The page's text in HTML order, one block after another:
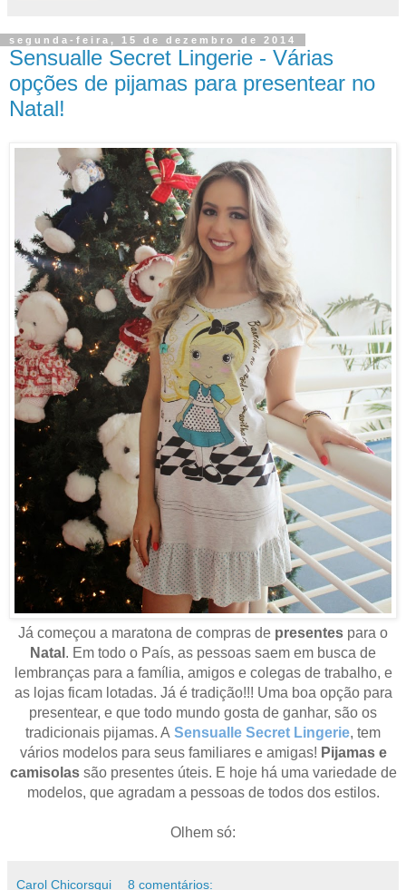
segunda-feira, 15 de dezembro de 2014
Sensualle Secret Lingerie - Várias
opções de pijamas para presentear no
Natal!
Já começou a maratona de compras de presentes para o
Natal . Em todo o País, as pessoas saem em busca de
lembranças para a família, amigos e colegas de trabalho, e
as lojas ficam lotadas. Já é tradição!!! Uma boa opção para
presentear, e que todo mundo gosta de ganhar, são os
tradicionais pijamas. A Sensualle Secret Lingerie, tem
vários modelos para seus familiares e amigas! Pijamas e
camisolassão presentes úteis. E hoje há uma variedade de
modelos, que agradam a pessoas de todos dos estilos.
Olhem só:
Carol Chicorsqui 8 comentários: